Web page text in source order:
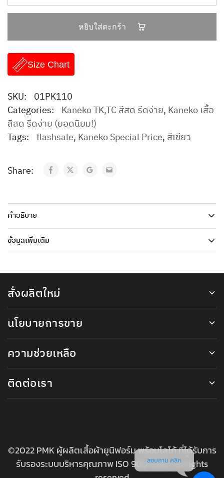
หยิบใส่ตะกร้า
Size Chart
SKU: 01PK110
Categories: Kaneko TK,TC สีสด รีดง่าย, Kaneko เสื้อ
สีสด รีดง่าย (ยอดนิยม!)
Tags: flashsale, Kaneko Special Price, สีเขียว
Share:
คำอธิบาย
ข้อมูลเพิ่มเติม
สั่งผลิตใหม่
นโยบายการขาย
ความช่วยเหลือ
ติดต่อเรา
©2022 PMK ผู้ผลิตเสื้อผ้ายูนิฟอร์ม พร้อมโลโก้ ที่ได้รับการ
รับรองระบบบริหารคุณภาพ ISO 9001:2015 All rights
สอบถาม คลิก